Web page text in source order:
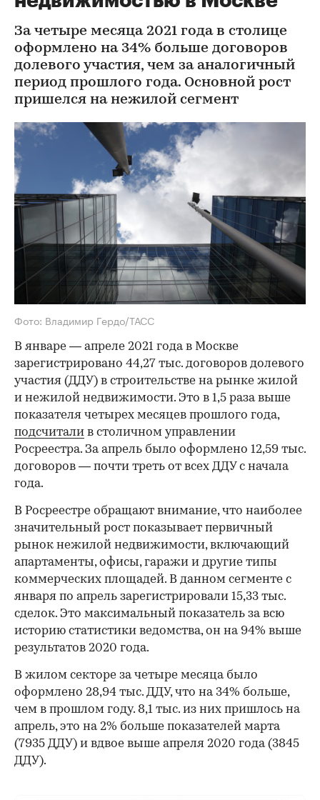
За четыре месяца 2021 года в столице
оформлено на 34% больше договоров
долевого участия, чем за аналогичный
период прошлого года. Основной рост
пришелся на нежилой сегмент
Фото: Владимир Гердо/ТАСС
В январе — апреле 2021 года в Москве
зарегистрировано 44,27 тыс. договоров долевого
участия (ДДУ) в строительстве на рынке жилой
и нежилой недвижимости. Это в 1,5 раза выше
показателя четырех месяцев прошлого года,
подсчитали в столичном управлении
Росреестра. За апрель было оформлено 12,59 тыс.
договоров — почти треть от всех ДДУ с начала
года.
В Росреестре обращают внимание, что наиболее
значительный рост показывает первичный
рынок нежилой недвижимости, включающий
апартаменты, офисы, гаражи и другие типы
коммерческих площадей. В данном сегменте с
января по апрель зарегистрировали 15,33 тыс.
сделок. Это максимальный показатель за всю
историю статистики ведомства, он на 94% выше
результатов 2020 года.
В жилом секторе за четыре месяца было
оформлено 28,94 тыс. ДДУ, что на 34% больше,
чем в прошлом году. 8,1 тыс. из них пришлось на
апрель, это на 2% больше показателей марта
(7935 ДДУ) и вдвое выше апреля 2020 года (3845
ДДУ).